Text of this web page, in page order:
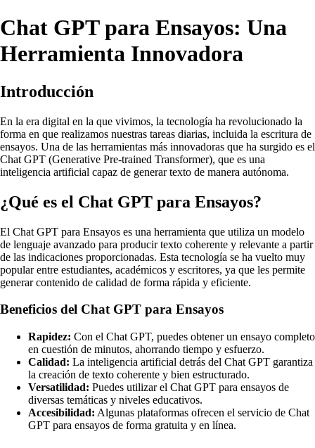
Chat GPT para Ensayos: Una
Herramienta Innovadora
Introducción
En la era digital en la que vivimos, la tecnología ha revolucionado la
forma en que realizamos nuestras tareas diarias, incluida la escritura de
ensayos. Una de las herramientas más innovadoras que ha surgido es el
Chat GPT (Generative Pre-trained Transformer), que es una
inteligencia artificial capaz de generar texto de manera autónoma.
¿Qué es el Chat GPT para Ensayos?
El Chat GPT para Ensayos es una herramienta que utiliza un modelo
de lenguaje avanzado para producir texto coherente y relevante a partir
de las indicaciones proporcionadas. Esta tecnología se ha vuelto muy
popular entre estudiantes, académicos y escritores, ya que les permite
generar contenido de calidad de forma rápida y eficiente.
Beneficios del Chat GPT para Ensayos
Rapidez: Con el Chat GPT, puedes obtener un ensayo completo
en cuestión de minutos, ahorrando tiempo y esfuerzo.
Calidad: La inteligencia artificial detrás del Chat GPT garantiza
la creación de texto coherente y bien estructurado.
Versatilidad: Puedes utilizar el Chat GPT para ensayos de
diversas temáticas y niveles educativos.
Accesibilidad: Algunas plataformas ofrecen el servicio de Chat
GPT para ensayos de forma gratuita y en línea.